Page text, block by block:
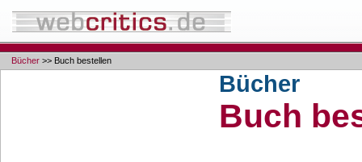
Bücher >> Buch bestellen
Bücher
Buch